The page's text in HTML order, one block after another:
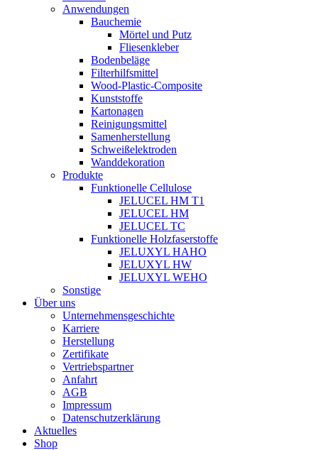
Anwendungen
Bauchemie
Mörtel und Putz
Fliesenkleber
Bodenbeläge
Filterhilfsmittel
Wood-Plastic-Composite
Kunststoffe
Kartonagen
Reinigungsmittel
Samenherstellung
Schweißelektroden
Wanddekoration
Produkte
Funktionelle Cellulose
JELUCEL HM T1
JELUCEL HM
JELUCEL TC
Funktionelle Holzfaserstoffe
JELUXYL HAHO
JELUXYL HW
JELUXYL WEHO
Sonstige
Über uns
Unternehmensgeschichte
Karriere
Herstellung
Zertifikate
Vertriebspartner
Anfahrt
AGB
Impressum
Datenschutzerklärung
Aktuelles
Shop